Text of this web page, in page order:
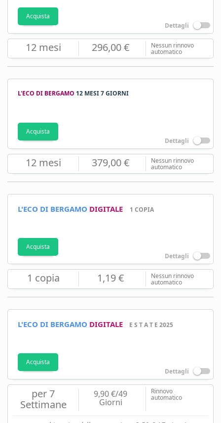
Acquista
Dettagli
12 mesi 296,00 € Nessun rinnovo
automatico
L'ECO DI BERGAMO 12 MESI 7 GIORNI
Acquista
Dettagli
12 mesi 379,00 € Nessun rinnovo
automatico
L'ECO DI BERGAMO DIGITALE 1 COPIA
Acquista
Dettagli
1 copia 1,19 € Nessun rinnovo
automatico
L'ECO DI BERGAMO DIGITALE E S T A T E 2025
Acquista
Dettagli
per 7
Settimane
9,90 €/49
Giorni
Rinnovo
automatico